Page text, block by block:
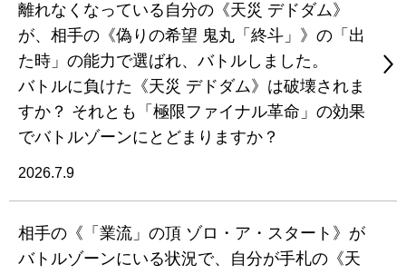
離れなくなっている自分の《天災 デドダム》
が、相手の《偽りの希望 鬼丸「終斗」》の「出
た時」の能力で選ばれ、バトルしました。
バトルに負けた《天災 デドダム》は破壊されま
すか？ それとも「極限ファイナル革命」の効果
でバトルゾーンにとどまりますか？
2026.7.9
相手の《「業流」の頂 ゾロ・ア・スタート》が
バトルゾーンにいる状況で、自分が手札の《天